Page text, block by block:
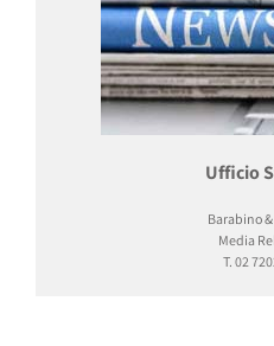
Ufficio
Barabino
Media
T. 02